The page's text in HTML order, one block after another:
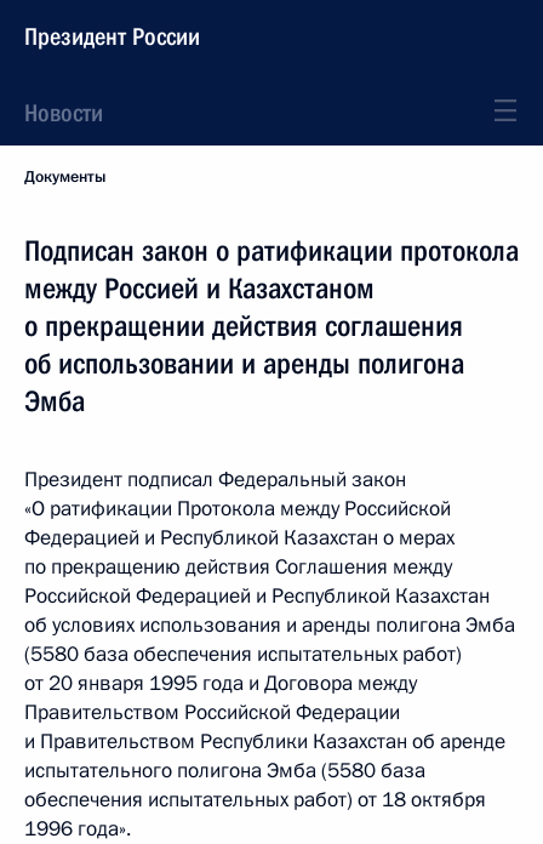
Президент России
Новости
Документы
Подписан закон о ратификации протокола
между Россией и Казахстаном
о прекращении действия соглашения
об использовании и аренды полигона
Эмба
Президент подписал Федеральный закон
«О ратификации Протокола между Российской
Федерацией и Республикой Казахстан о мерах
по прекращению действия Соглашения между
Российской Федерацией и Республикой Казахстан
об условиях использования и аренды полигона Эмба
(5580 база обеспечения испытательных работ)
от 20 января 1995 года и Договора между
Правительством Российской Федерации
и Правительством Республики Казахстан об аренде
испытательного полигона Эмба (5580 база
обеспечения испытательных работ) от 18 октября
1996 года».